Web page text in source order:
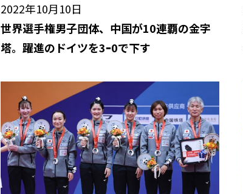
2022年10月10日
世界選手権男子団体、中国が10連覇の金字
塔。躍進のドイツを3ｰ0で下す